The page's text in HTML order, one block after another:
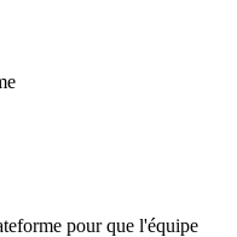
pour que l'équipe